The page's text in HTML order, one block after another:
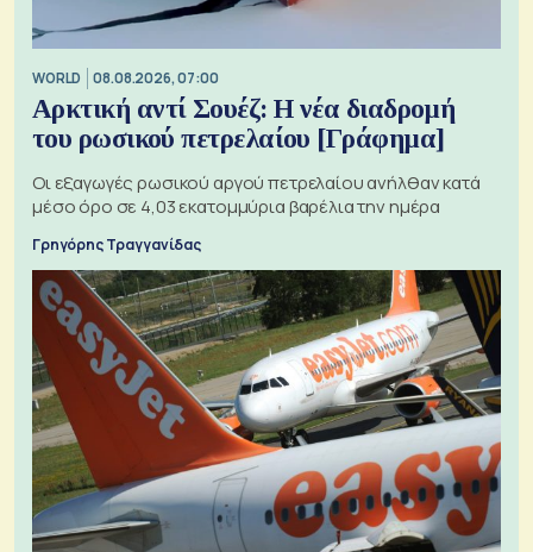
WORLD 08.08.2026, 07:00
Αρκτική αντί Σουέζ: Η νέα διαδρομή
του ρωσικού πετρελαίου [Γράφημα]
Οι εξαγωγές ρωσικού αργού πετρελαίου ανήλθαν κατά
μέσο όρο σε 4,03 εκατομμύρια βαρέλια την ημέρα
Γρηγόρης Τραγγανίδας